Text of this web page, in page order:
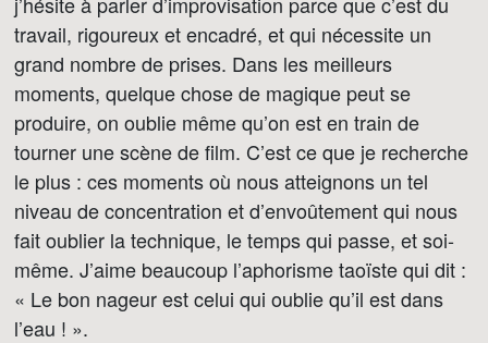
travail, rigoureux et encadré, et qui nécessite un
grand nombre de prises. Dans les meilleurs
moments, quelque chose de magique peut se
produire, on oublie même qu’on est en train de
tourner une scène de film. C’est ce que je recherche
le plus : ces moments où nous atteignons un tel
niveau de concentration et d’envoûtement qui nous
fait oublier la technique, le temps qui passe, et soi-
même. J’aime beaucoup l’aphorisme taoïste qui dit :
« Le bon nageur est celui qui oublie qu’il est dans
l’eau ! ».